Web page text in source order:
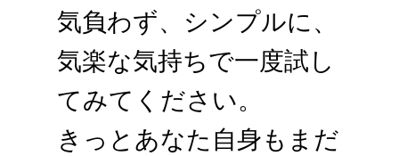
気負わず、シンプルに、
気楽な気持ちで一度試し
てみてください。
きっとあなた自身もまだ